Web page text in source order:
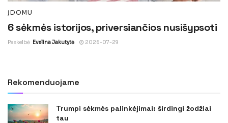
ĮDOMU
6 sėkmės istorijos, priversiančios nusišypsoti
Paskelbė Evelina Jakutytė 2026-07-29
Rekomenduojame
Trumpi sėkmės palinkėjimai: širdingi žodžiai
tau